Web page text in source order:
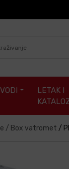
LETAK I
/ Box vatromet /